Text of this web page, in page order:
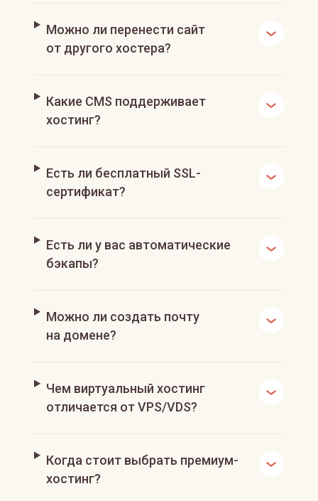
Можно ли перенести сайт
от другого хостера?
Какие CMS поддерживает
хостинг?
Есть ли бесплатный SSL-
сертификат?
Есть ли у вас автоматические
бэкапы?
Можно ли создать почту
на домене?
Чем виртуальный хостинг
отличается от VPS/VDS?
Когда стоит выбрать премиум-
хостинг?